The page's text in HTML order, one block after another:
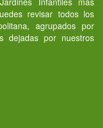
revisar todos los
agrupados por
dejadas por nuestros